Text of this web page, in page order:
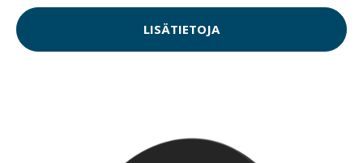
LISÄTIETOJA